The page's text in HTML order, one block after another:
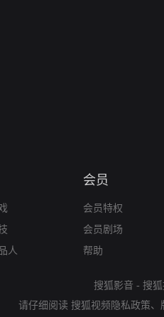
人
会员
会员特权
会员剧场
帮助
搜狐影音 - 搜
请仔细阅读 搜狐视频隐私政策、